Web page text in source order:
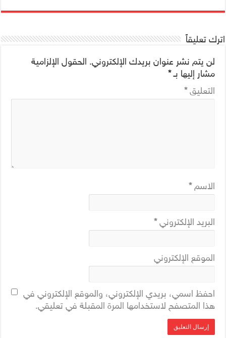
اترك تعليقاً
لن يتم نشر عنوان بريدك الإلكتروني. الحقول الإلزامية
مشار إليها بـ*
التعليق*
الاسم*
البريد الإلكتروني*
الموقع الإلكتروني
احفظ اسمي، بريدي الإلكتروني، والموقع الإلكتروني في
هذا المتصفح لاستخدامها المرة المقبلة في تعليقي.